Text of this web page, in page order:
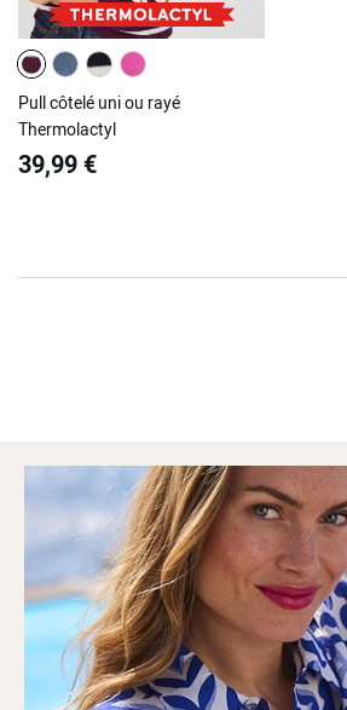
Pull côtelé uni ou rayé
Thermolactyl
39,99 €